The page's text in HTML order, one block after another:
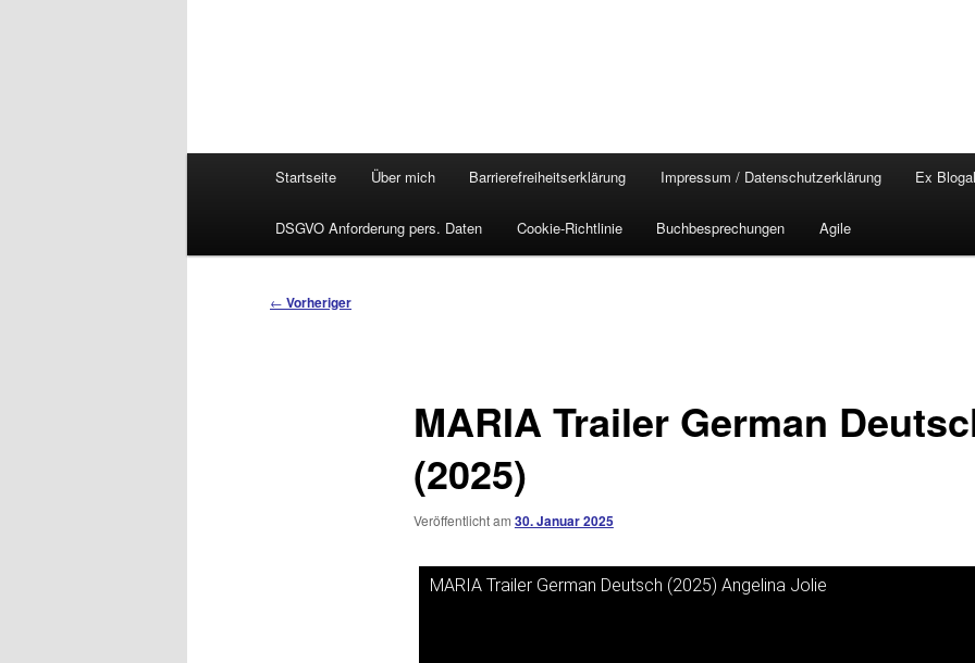
Startseite Über mich Barrierefreiheitserklärung Impressum / Datenschutzerklärung Ex
DSGVO Anforderung pers. Daten Cookie-Richtlinie Buchbesprechungen Agile
Beitragsnavigation
← Vorheriger
MARIA Trailer German
(2025)
Veröffentlicht am 30. Januar 2025
MARIA Trailer German Deutsch (2025) Angelina Jolie